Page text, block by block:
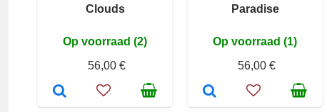
Clouds
Op voorraad (2)
56,00 €
Paradise
Op voorraad (1)
56,00 €